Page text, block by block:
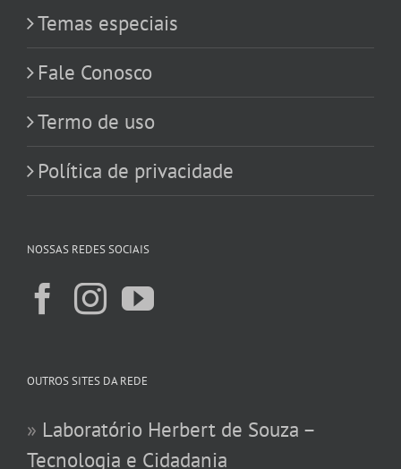
Temas especiais
Fale Conosco
Termo de uso
Política de privacidade
NOSSAS REDES SOCIAIS
OUTROS SITES DA REDE
» Laboratório Herbert de Souza –
Tecnologia e Cidadania